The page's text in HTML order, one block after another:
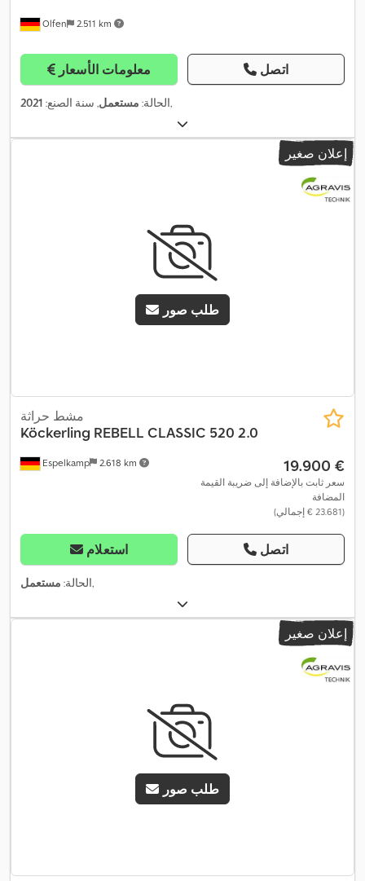
Olfen 2.511 km
معلومات الأسعار اتصل
الحالة: مستعمل, سنة الصنع: 2021 ,
إعلان صغير
طلب صور
Espelkamp 2.618 km
مشط حراثة
Köckerling REBELL CLASSIC 520 2.0
‏19.900 €
سعر ثابت بالإضافة إلى ضريبة القيمة
المضافة
(‏23.681 € إجمالي)
استعلام اتصل
الحالة: مستعمل ,
إعلان صغير
طلب صور